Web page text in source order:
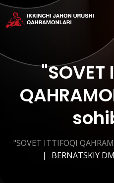
"SOVET
"SOVET ITTIFOQI
BERNATSKIY